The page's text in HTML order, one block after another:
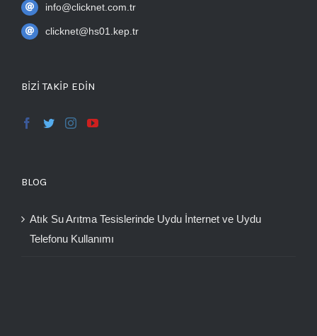
info@clicknet.com.tr
clicknet@hs01.kep.tr
BIZI TAKIP EDIN
BLOG
Atık Su Arıtma Tesislerinde Uydu İnternet ve Uydu
Telefonu Kullanımı